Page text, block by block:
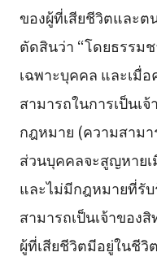
ของผู้ที่เสียชีวิตและต
ตัดสินว่า “โดยธรรม
เฉพาะบุคคล และเมื่
สามารถในการเป็นเ
กฎหมาย (ความสาม
ส่วนบุคคลจะสูญหาย
และไม่มีกฎหมายที่รั
สามารถเป็นเจ้าขอ
ผู้ที่เสียชีวิตมีอยู่ในชีวิ